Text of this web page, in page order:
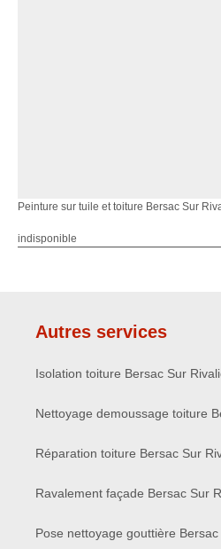
Peinture sur tuile et toiture Bersac Sur
indisponible
Autres services
Isolation toiture Bersac Sur
Nettoyage demoussage toiture
Réparation toiture Bersac Sur
Ravalement façade Bersac Sur
Pose nettoyage gouttière